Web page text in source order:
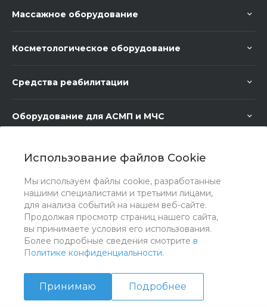
Использование файлов Cookie
Мы используем файлы cookie, разработанные
нашими специалистами и третьими лицами,
для анализа событий на нашем веб-сайте.
Продолжая просмотр страниц нашего сайта,
вы принимаете условия его использования.
Более подробные сведения смотрите в
Политике конфиденциальности.
Принимаю Подробнее
Массажное оборудование
Косметологическое оборудование
Средства реабилитации
Оборудование для АСМП и МЧС
Медицинская мебель